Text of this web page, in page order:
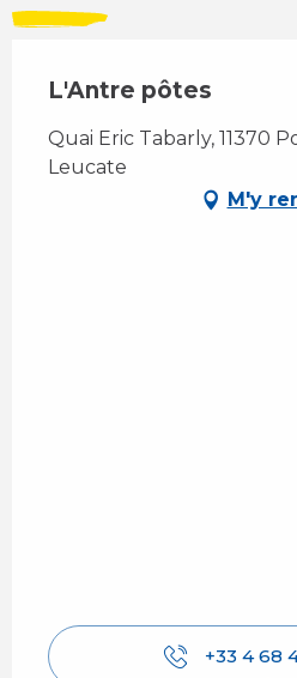
L'Antre pôtes
Quai Eric Tabarly, 11370
Leucate
M'y
+33 4 68